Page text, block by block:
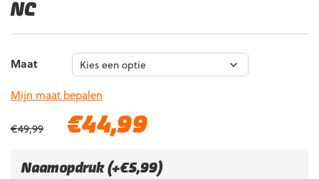
NC
Maat
Mijn maat bepalen
€49,99
Oorspronkelijke
€49,99.
€44,99
€44,99.
Naamopdruk (+€5,99)